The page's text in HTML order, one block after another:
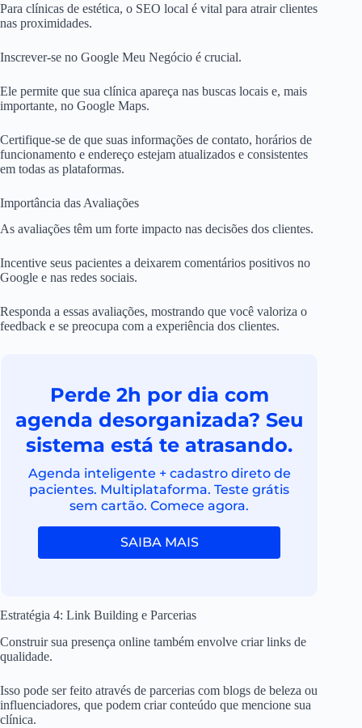
Para clínicas de estética, o SEO local é vital para atrair clientes
nas proximidades.
Inscrever-se no Google Meu Negócio é crucial.
Ele permite que sua clínica apareça nas buscas locais e, mais
importante, no Google Maps.
Certifique-se de que suas informações de contato, horários de
funcionamento e endereço estejam atualizados e consistentes
em todas as plataformas.
Importância das Avaliações
As avaliações têm um forte impacto nas decisões dos clientes.
Incentive seus pacientes a deixarem comentários positivos no
Google e nas redes sociais.
Responda a essas avaliações, mostrando que você valoriza o
feedback e se preocupa com a experiência dos clientes.
Perde 2h por dia com
agenda desorganizada? Seu
sistema está te atrasando.
Agenda inteligente + cadastro direto de
pacientes. Multiplataforma. Teste grátis
sem cartão. Comece agora.
SAIBA MAIS
Estratégia 4: Link Building e Parcerias
Construir sua presença online também envolve criar links de
qualidade.
Isso pode ser feito através de parcerias com blogs de beleza ou
influenciadores, que podem criar conteúdo que mencione sua
clínica.